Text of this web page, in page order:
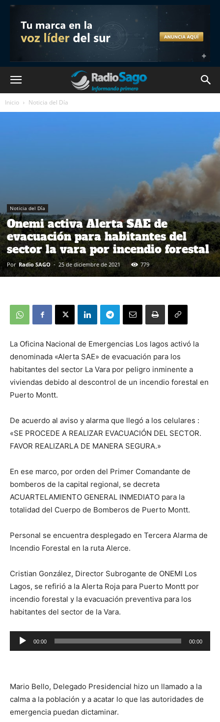
Inicio Noticia del Día
Noticia del Día
Onemi activa Alerta SAE de
evacuación para habitantes del
sector la vara por incendio forestal
Por Radio SAGO - 25 de diciembre de 2021 779
La Oficina Nacional de Emergencias Los lagos activó la
denominada «Alerta SAE» de evacuación para los
habitantes del sector La Vara por peligro inminente a
viviendas debido al descontrol de un incendio forestal en
Puerto Montt.
De acuerdo al aviso y alarma que llegó a los celulares :
«SE PROCEDE A REALIZAR EVACUACIÓN DEL SECTOR.
FAVOR REALIZARLA DE MANERA SEGURA.»
En ese marco, por orden del Primer Comandante de
bomberos de la capital regional, se decreta
ACUARTELAMIENTO GENERAL INMEDIATO para la
totalidad del Cuerpo de Bomberos de Puerto Montt.
Personal se encuentra desplegado en Tercera Alarma de
Incendio Forestal en la ruta Alerce.
Cristian González, Director Subrogante de ONEMI Los
Lagos, se refirió a la Alerta Roja para Puerto Montt por
incendio forestal y la evacuación preventiva para los
habitantes del sector de la Vara.
Reproductor
de
00:00 00:00
Mario Bello, Delegado Presidencial hizo un llamado a la
calma a la población y a acatar lo que las autoridades de
emergencia puedan dictaminar.